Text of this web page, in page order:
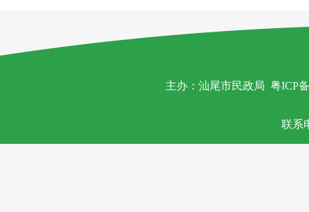
主办：汕尾市民政局 粤ICP
联系